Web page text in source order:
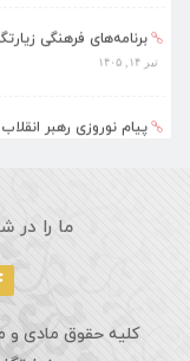
برنامه‌های فرهنگی
تیر ۱۴, ۱۴۰۵
پیام نوروزی رهبر انقلاب
ماه مبارک رمضان،
ما را در
کلیه حقوق مادی و